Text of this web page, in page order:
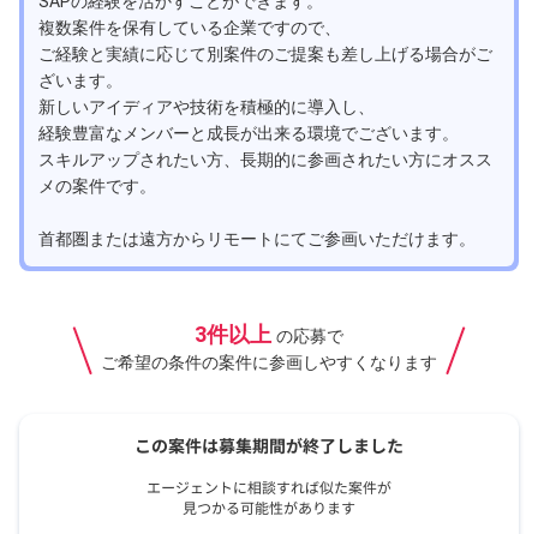
複数案件を保有している企業ですので、
ご経験と実績に応じて別案件のご提案も差し上げる場合がご
ざいます。
新しいアイディアや技術を積極的に導入し、
経験豊富なメンバーと成長が出来る環境でございます。
スキルアップされたい方、長期的に参画されたい方にオスス
メの案件です。
首都圏または遠方からリモートにてご参画いただけます。
3件以上 の応募で
ご希望の条件の案件に参画しやすくなります